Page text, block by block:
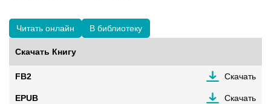
Читать онлайн В библиотеку
Скачать Книгу
FB2 Скачать
EPUB Скачать